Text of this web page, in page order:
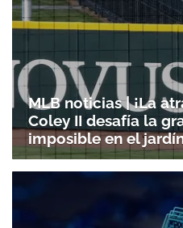
MLB noticias | ¡La
Coley II desafía la
imposible en el